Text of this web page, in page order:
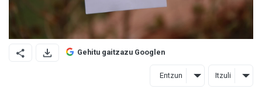
Gehitu gaitzazu Googlen
Entzun Itzuli